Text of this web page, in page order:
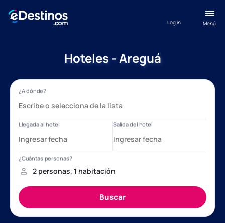
Menú
Log in
Hoteles - Areguá